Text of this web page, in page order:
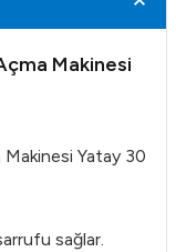
Makinesi
Yatay 30
sağlar.